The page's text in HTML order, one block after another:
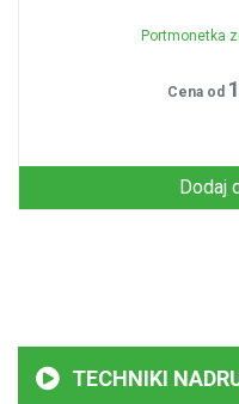
Portmonetka
Cena od
Dodaj
TECHNIKI